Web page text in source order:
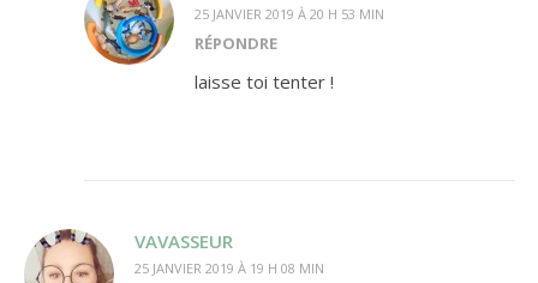
25 JANVIER 2019 À 20 H 53 MIN
RÉPONDRE
laisse toi tenter !
VAVASSEUR
25 JANVIER 2019 À 19 H 08 MIN